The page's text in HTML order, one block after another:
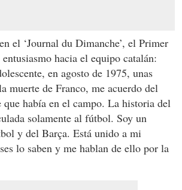
el ‘Journal du Dimanche’, el Primer
hacia el equipo catalán:
en agosto de 1975, unas
muerte de Franco, me acuerdo del
había en el campo. La historia del
solamente al fútbol. Soy un
y del Barça. Está unido a mi
lo saben y me hablan de ello por la